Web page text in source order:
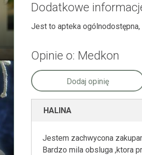
Dodatkowe
Jest to apteka
Opinie o: Medkon
Dodaj opinię
HALINA
Jestem zachwycona
Bardzo mila obsluga ,ktora